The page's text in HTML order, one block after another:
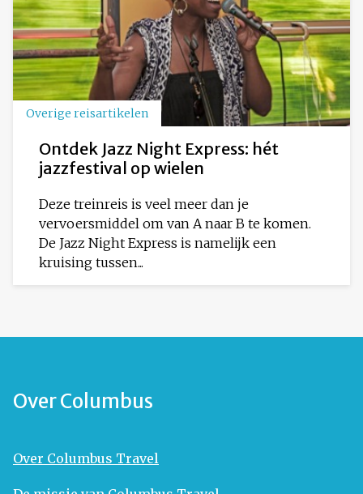
Overige reisartikelen
Ontdek Jazz Night Express: hét
jazzfestival op wielen
Deze treinreis is veel meer dan je
vervoersmiddel om van A naar B te komen.
De Jazz Night Express is namelijk een
kruising tussen...
Over Columbus
Over Columbus Travel